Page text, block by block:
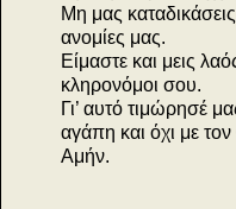
Μη μας
ανομίες μας.
Είμαστε και μεις
κληρονόμοι σου.
Γι’ αυτό τιμώρησέ
αγάπη και όχι με
Αμήν.